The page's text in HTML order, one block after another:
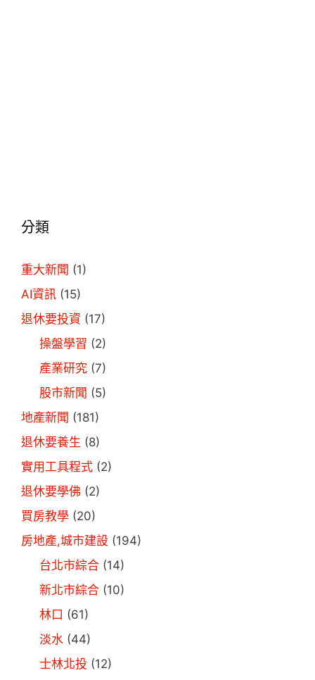
分類
重大新聞 (1)
AI資訊 (15)
退休要投資 (17)
操盤學習 (2)
產業研究(7)
股市新聞 (5)
地產新聞 (181)
退休要養生 (8)
實用工具程式 (2)
退休要學佛 (2)
買房教學 (20)
房地產,城市建設 (194)
台北市綜合(14)
新北市綜合(10)
林口 (61)
淡水(44)
士林北投 (12)